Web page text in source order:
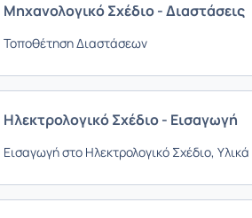
Μηχανολογικό Σχέδιο - Διαστάσεις
Τοποθέτηση Διαστάσεων
Ηλεκτρολογικό Σχέδιο - Εισαγωγή
Εισαγωγή στο Ηλεκτρολογικό Σχέδιο,